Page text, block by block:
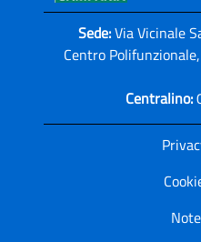
Sede:Via Vicinale
Centro
Centralino: